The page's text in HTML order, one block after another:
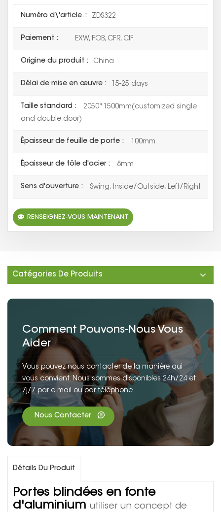
Numéro d\'article. : ZDS322
Paiement : EXW, FOB, CFR, CIF
Origine du produit : China
Délai de mise en œuvre : 15-25 days
Taille standard :
2050*1500mm(customized single
and double door)
Épaisseur de feuille de porte : 100mm
Épaisseur de tôle d'acier : 8mm
Sens d'ouverture : Swing; Inside/Outside; Left/Right
RENSEIGNEZ-VOUS MAINTENANT
Catégories De Produits
Comment Pouvons-Nous Vous
Aider
Vous pouvez nous contacter de la manière qui
vous convient. Nous sommes disponibles 24h/24 et
7j/7 par e-mail ou par téléphone.
Nous Contacter
Détails Du Produit
Portes blindées en fonte
d'aluminium utiliser un concept de